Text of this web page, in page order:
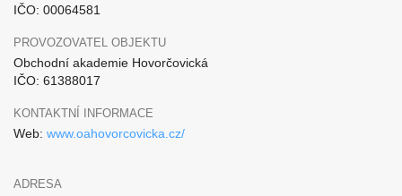
IČO: 00064581
PROVOZOVATEL OBJEKTU
Obchodní akademie Hovorčovická
IČO: 61388017
KONTAKTNÍ INFORMACE
Web: www.oahovorcovicka.cz/
ADRESA